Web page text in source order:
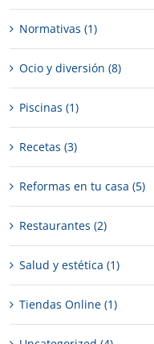
Normativas (1)
Ocio y diversión (8)
Piscinas (1)
Recetas (3)
Reformas en tu casa (5)
Restaurantes (2)
Salud y estética (1)
Tiendas Online (1)